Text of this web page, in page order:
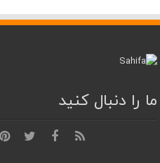
ما را دنبال کنید